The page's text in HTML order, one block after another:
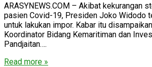
ARASYNEWS.COM – Akibat kekurangan
pasien Covid-19, Presiden Joko Widodo
untuk lakukan impor. Kabar itu
Koordinator Bidang Kemaritiman dan
Pandjaitan….
Read more »